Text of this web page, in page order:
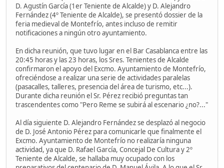
D. Agustín García (1er Teniente de Alcalde) y D. Alejandro
Fernández (4º Teniente de Alcalde), se presentó dossier de la
feria medieval de Montefrío, antes incluso de remitir
notificaciones a ningún otro ayuntamiento.
En dicha reunión, que tuvo lugar en el Bar Casablanca entre las
20:45 horas y las 23 horas, los Sres. Tenientes de Alcalde
confirmaron el apoyo del Excmo. Ayuntamiento de Montefrío,
ofreciéndose a realizar una serie de actividades paralelas
(pasacalles, talleres, presencia del área de turismo, etc...).
Durante dicha reunión el Sr. Pérez recibió preguntas tan
trascendentes como "Pero Reme se subirá al escenario ¿no?..."
Al día siguiente D. Alejandro Fernández se desplazó al negocio
de D. José Antonio Pérez para comunicarle que finalmente el
Excmo. Ayuntamiento de Montefrío no realizaría ninguna
actividad, ya que D. Rafael García, Concejal De Cultura y 2º
Teniente de Alcalde, se hallaba muy ocupado con los